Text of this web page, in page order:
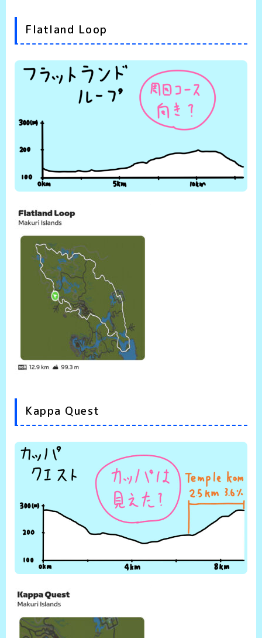
Flatland Loop
Kappa Quest